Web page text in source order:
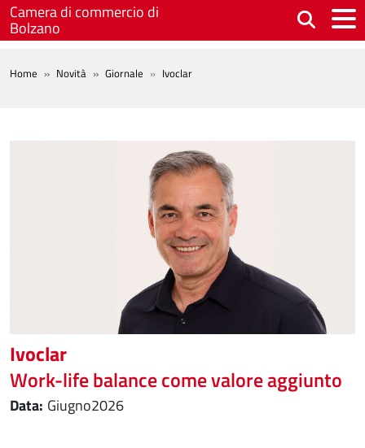
Salta al contenuto principale
Camera di commercio di
Bolzano
BREADCRUMB
Home Novità Giornale Ivoclar
Ivoclar
Work-life balance come valore aggiunto
giugno2026